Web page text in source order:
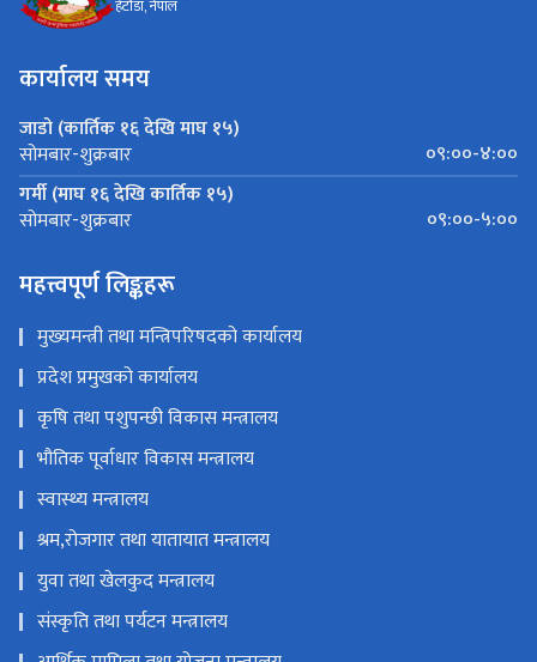
हेटौंडा, नेपाल
कार्यालय समय
जाडो (कार्तिक १६ देखि माघ १५)
सोमबार-शुक्रबार
०९:००-४:००
गर्मी (माघ १६ देखि कार्तिक १५)
सोमबार-शुक्रबार ०९:००-५:००
महत्त्वपूर्ण लिङ्कहरू
मुख्यमन्त्री तथा मन्त्रिपरिषदको कार्यालय
प्रदेश प्रमुखको कार्यालय
कृषि तथा पशुपन्छी विकास मन्त्रालय
भौतिक पूर्वाधार विकास मन्त्रालय
स्वास्थ्य मन्त्रालय
श्रम,रोजगार तथा यातायात मन्त्रालय
युवा तथा खेलकुद मन्त्रालय
संस्कृति तथा पर्यटन मन्त्रालय